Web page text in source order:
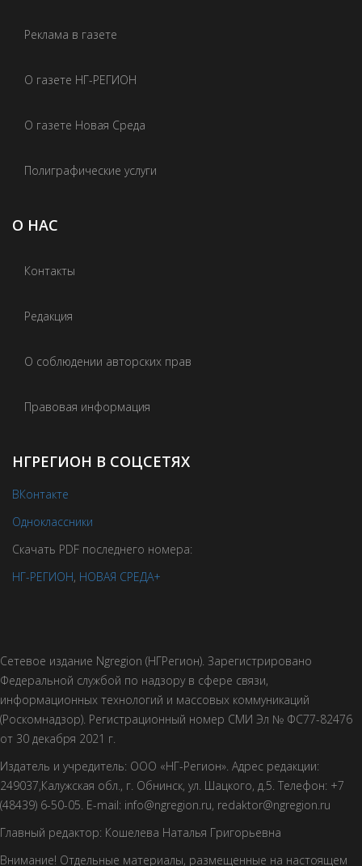
Реклама в газете
О газете НГ-РЕГИОН
О газете Новая Среда
Полиграфические услуги
О НАС
Контакты
Редакция
О соблюдении авторских прав
Правовая информация
НГРЕГИОН В СОЦСЕТЯХ
ВКонтакте
Одноклассники
Скачать PDF последнего номера:
НГ-РЕГИОН, НОВАЯ СРЕДА+
Сетевое издание Ngregion (НГРегион). Зарегистрировано
Федеральной службой по надзору в сфере связи,
информационных технологий и массовых коммуникаций
(Роскомнадзор). Регистрационный номер СМИ Эл № ФС77-82476
от 30 декабря 2021 г.
Издатель и учредитель: ООО «НГ-Регион». Адрес редакции:
249037,Калужская обл., г. Обнинск, ул. Шацкого, д.5. Телефон: +7
(48439) 6-50-05. E-mail: info@ngregion.ru, redaktor@ngregion.ru
Главный редактор: Кошелева Наталья Григорьевна
Внимание! Отдельные материалы, размещенные на настоящем